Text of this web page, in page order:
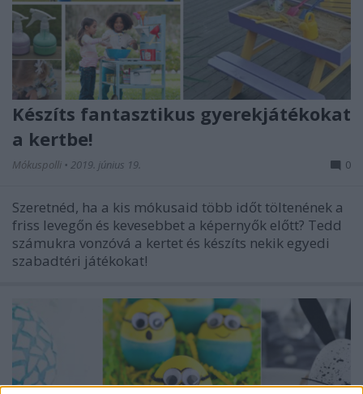
Készíts fantasztikus gyerekjátékokat
a kertbe!
Mókuspolli • 2019. június 19. 0
Szeretnéd, ha a kis mókusaid több időt töltenének a
friss levegőn és kevesebbet a képernyők előtt? Tedd
számukra vonzóvá a kertet és készíts nekik egyedi
szabadtéri játékokat!